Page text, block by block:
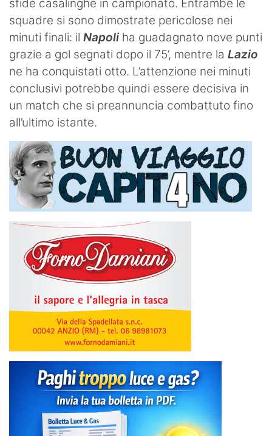
sfide casalinghe in campionato. Entrambe le
squadre si sono dimostrate pericolose nei
minuti finali: il Napoli ha guadagnato nove punti
grazie a gol segnati dopo il 75’, mentre la Lazio
ne ha conquistati otto. L’attenzione nei minuti
conclusivi potrebbe quindi essere decisiva in
un match che si preannuncia combattuto fino
all’ultimo istante.